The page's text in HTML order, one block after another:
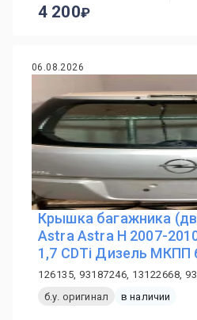
4 200
06.08.2026
Крышка багажника
Astra Astra H 2007-
1,7 CDTi Дизель МКПП
126135, 93187246, 13122668,
б.у. оригинал
в наличии